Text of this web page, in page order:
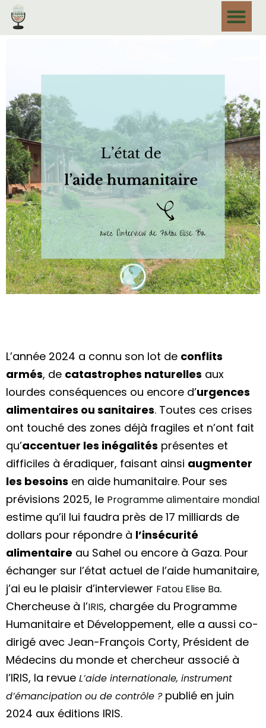
L’année 2024 a connu son lot de conflits
armés, de catastrophes naturelles aux
lourdes conséquences ou encore d’urgences
alimentaires ou sanitaires. Toutes ces crises
ont touché des zones déjà fragiles et n’ont fait
qu’accentuer les inégalités présentes et
difficiles à éradiquer, faisant ainsi augmenter
les besoins en aide humanitaire. Pour ses
prévisions 2025, le Programme alimentaire mondial
estime qu’il lui faudra près de 17 milliards de
dollars pour répondre à l’insécurité
alimentaire au Sahel ou encore à Gaza. Pour
échanger sur l’état actuel de l’aide humanitaire,
j’ai eu le plaisir d’interviewer Fatou Elise Ba.
Chercheuse à l’IRIS, chargée du Programme
Humanitaire et Développement, elle a aussi co-
dirigé avec Jean-François Corty, Président de
Médecins du monde et chercheur associé à
l’IRIS, la revue L’aide internationale, instrument
d’émancipation ou de contrôle ? publié en juin
2024 aux éditions IRIS.